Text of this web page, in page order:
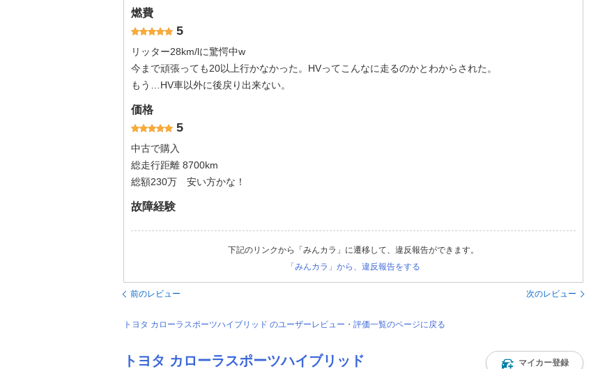
燃費
5
リッター28km/lに驚愕中w
今まで頑張っても20以上行かなかった。HVってこんなに走るのかとわからされた。
もう…HV車以外に後戻り出来ない。
価格
5
中古で購入
総走行距離 8700km
総額230万 安い方かな！
故障経験
下記のリンクから「みんカラ」に遷移して、違反報告ができます。
「みんカラ」から、違反報告をする
前のレビュー 次のレビュー
トヨタ カローラスポーツハイブリッド のユーザーレビュー・評価一覧のページに戻る
トヨタ カローラスポーツハイブリッド マイカー登録